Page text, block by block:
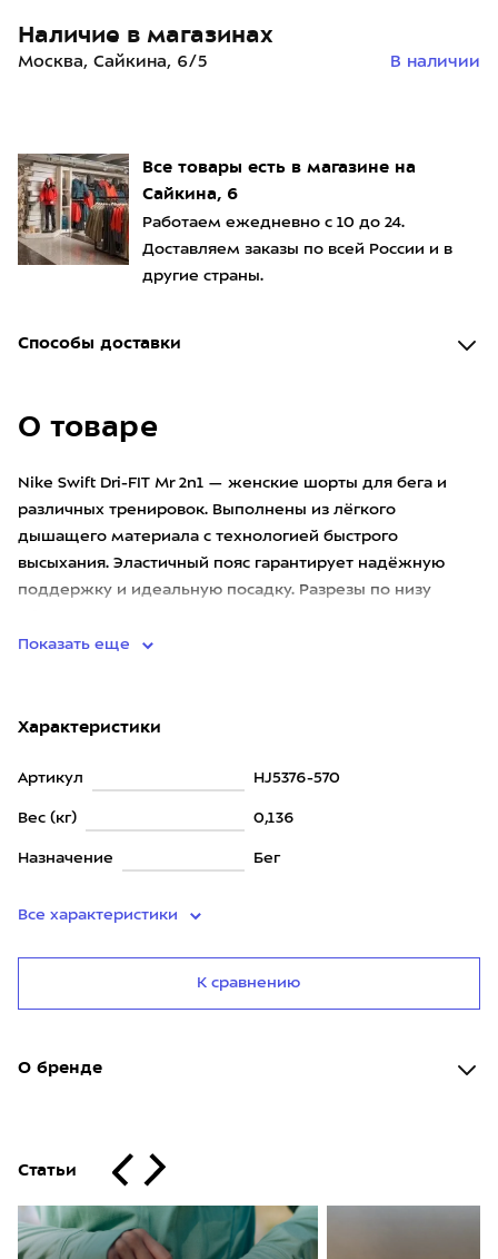
Все товары есть в магазине на
Сайкина, 6
Работаем ежедневно с 10 до 24.
Доставляем заказы по всей России и в
другие страны.
Способы доставки
О товаре
Nike Swift Dri-FIT Mr 2n1 — женские шорты для бега и
различных тренировок. Выполнены из лёгкого
дышащего материала с технологией быстрого
высыхания. Эластичный пояс гарантирует надёжную
поддержку и идеальную посадку. Разрезы по низу
Показать еще
Характеристики
Артикул HJ5376-570
Вес (кг) 0,136
Назначение Бег
Все характеристики
К сравнению
О бренде
Статьи
Наличие в магазинах
Москва, Сайкина, 6/5 В наличии